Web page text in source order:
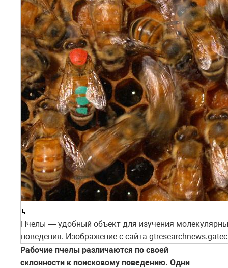
Пчелы — удобный объект для изучения
поведения. Изображение с сайта
Рабочие пчелы различаются по своей
склонности к поисковому поведению. Одни